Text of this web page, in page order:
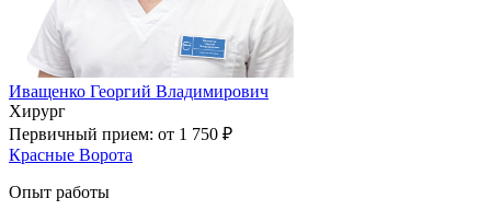
Иващенко Георгий Владимирович
Хирург
Первичный прием: от 1 750 ₽
Красные Ворота
Опыт работы